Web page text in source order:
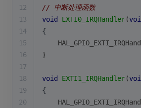
12
// 中断处理函数
13
void EXTI0_IRQHandler(
14
{
15
16
}
17
18
void EXTI1_IRQHandler(
19
{
20